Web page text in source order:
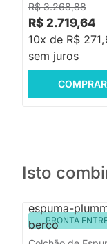
R$ 3.268,88
R$ 2.719,64
10x de R$
sem juros
COMPRAR
Isto
PRONTA